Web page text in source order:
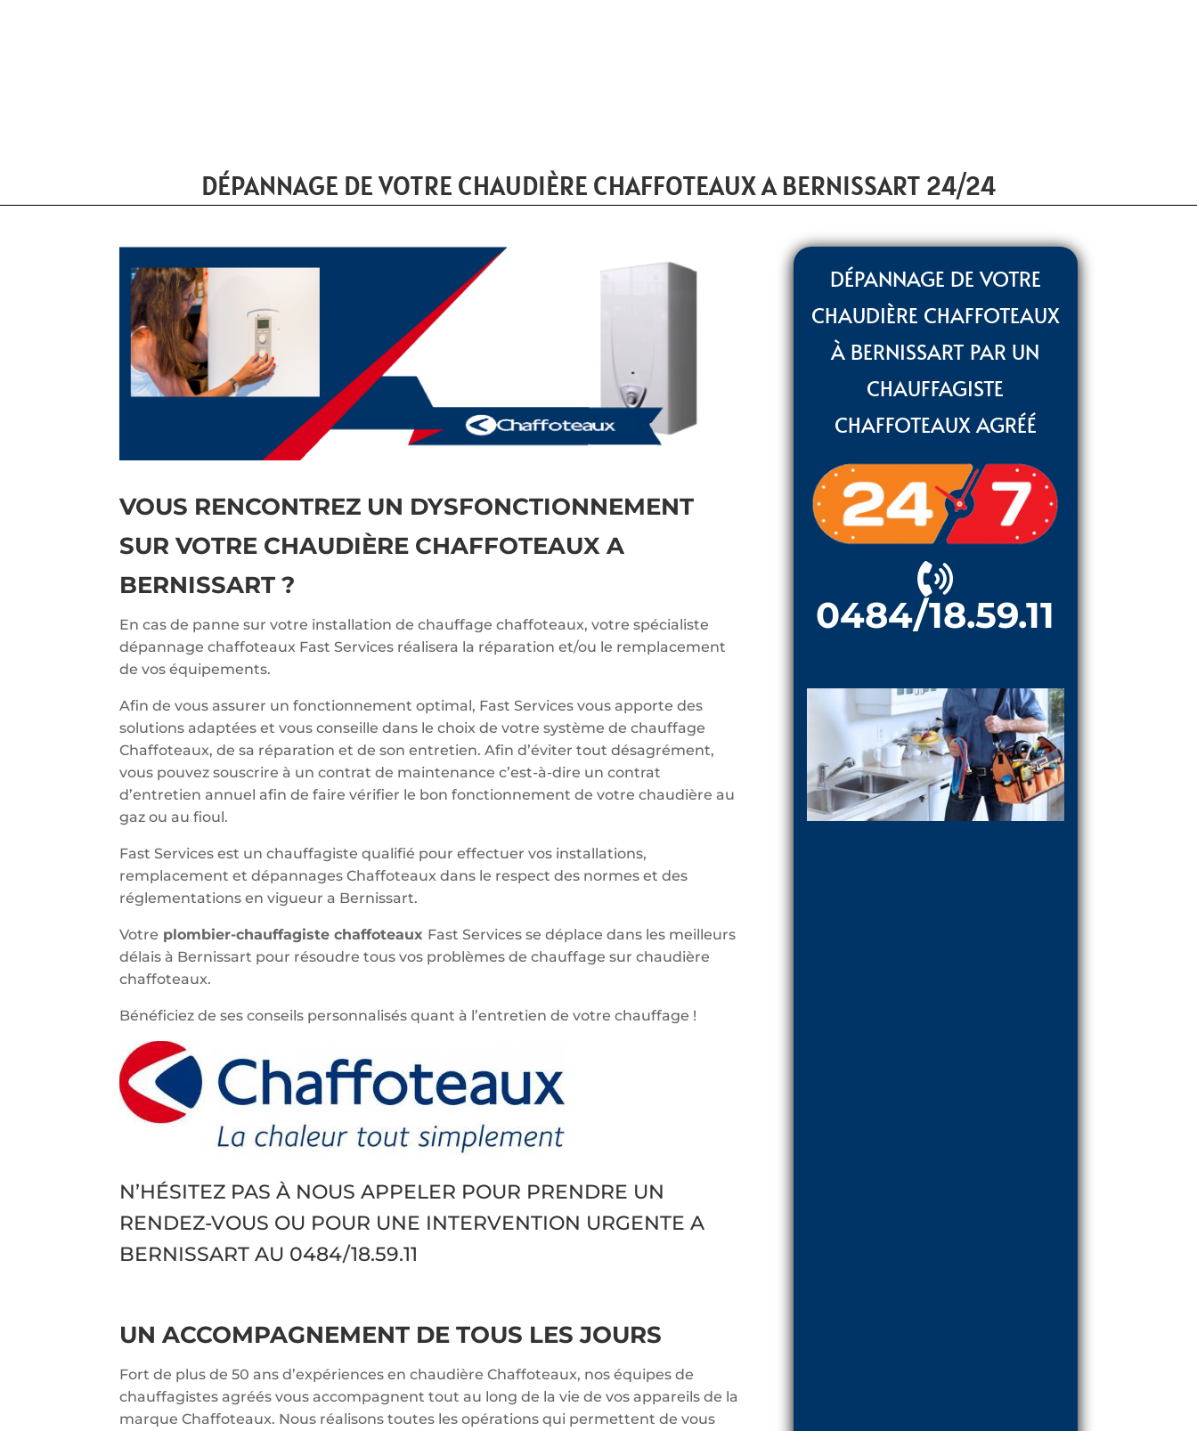
DÉPANNAGE DE VOTRE CHAUDIÈRE CHAFFOTEAUX A BERNISSART 24/24
VOUS RENCONTREZ UN DYSFONCTIONNEMENT
SUR VOTRE CHAUDIÈRE CHAFFOTEAUX A
BERNISSART ?
En cas de panne sur votre installation de chauffage chaffoteaux, votre spécialiste
dépannage chaffoteaux Fast Services réalisera la réparation et/ou le remplacement
de vos équipements.
Afin de vous assurer un fonctionnement optimal, Fast Services vous apporte des
solutions adaptées et vous conseille dans le choix de votre système de chauffage
Chaffoteaux, de sa réparation et de son entretien. Afin d’éviter tout désagrément,
vous pouvez souscrire à un contrat de maintenance c’est-à-dire un contrat
d’entretien annuel afin de faire vérifier le bon fonctionnement de votre chaudière au
gaz ou au fioul.
Fast Services est un chauffagiste qualifié pour effectuer vos installations,
remplacement et dépannages Chaffoteaux dans le respect des normes et des
réglementations en vigueur a Bernissart.
Votre plombier-chauffagiste chaffoteaux Fast Services se déplace dans les meilleurs
délais à Bernissart pour résoudre tous vos problèmes de chauffage sur chaudière
chaffoteaux.
Bénéficiez de ses conseils personnalisés quant à l’entretien de votre chauffage !
N’HÉSITEZ PAS À NOUS APPELER POUR PRENDRE UN
RENDEZ-VOUS OU POUR UNE INTERVENTION URGENTE A
BERNISSART AU 0484/18.59.11
UN ACCOMPAGNEMENT DE TOUS LES JOURS
Fort de plus de 50 ans d’expériences en chaudière Chaffoteaux, nos équipes de
chauffagistes agréés vous accompagnent tout au long de la vie de vos appareils de la
marque Chaffoteaux. Nous réalisons toutes les opérations qui permettent de vous
DÉPANNAGE DE VOTRE
CHAUDIÈRE CHAFFOTEAUX
À BERNISSART PAR UN
CHAUFFAGISTE
CHAFFOTEAUX AGRÉÉ
0484/18.59.11